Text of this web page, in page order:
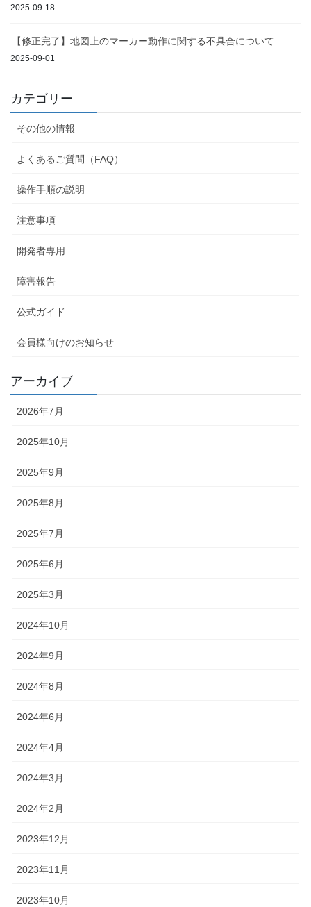
2025-09-18
【修正完了】地図上のマーカー動作に関する不具合について
2025-09-01
カテゴリー
その他の情報
よくあるご質問（FAQ）
操作手順の説明
注意事項
開発者専用
障害報告
公式ガイド
会員様向けのお知らせ
アーカイブ
2026年7月
2025年10月
2025年9月
2025年8月
2025年7月
2025年6月
2025年3月
2024年10月
2024年9月
2024年8月
2024年6月
2024年4月
2024年3月
2024年2月
2023年12月
2023年11月
2023年10月